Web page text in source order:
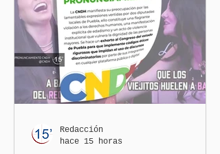
Redacción
hace 15 horas